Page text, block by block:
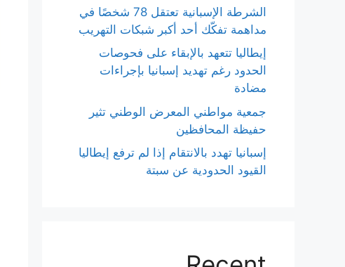
الشرطة الإسبانية تعتقل 78 شخصًا في
مداهمة تفكّك أحد أكبر شبكات التهريب
إيطاليا تتعهد بالإبقاء على فحوصات
الحدود رغم تهديد إسبانيا بإجراءات
مضادة
جمعية مواطني المعرض الوطني تثير
حفيظة المحافظين
إسبانيا تهدد بالانتقام إذا لم ترفع إيطاليا
القيود الحدودية عن سبتة